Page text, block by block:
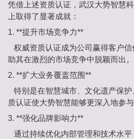
凭借上述资质认证，武汉大势智慧
上取得了显著成就：
1. **提升市场竞争力**
权威资质认证成为公司赢得客户
助其在激烈的市场竞争中脱颖而出。
2. **扩大业务覆盖范围**
特别是在智慧城市、文化遗产保
质认证使大势智慧能够更深入地参与
3. **强化品牌影响力**
通过持续优化内部管理和技术水